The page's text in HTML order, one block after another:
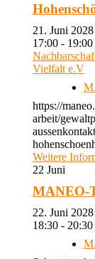
21. Juni
17:00 - 19:00
Vielfalt e.V
https://
arbeit/
Weitere
22 Juni
MANEO-
22. Juni
18:30 - 20:30